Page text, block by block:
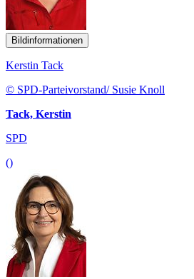
Bildinformationen
Kerstin Tack
© SPD-Parteivorstand/ Susie Knoll
Tack, Kerstin
SPD
()